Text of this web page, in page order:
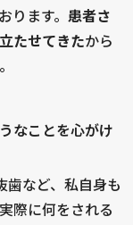
ります。 患者さ
たせてきたから
なことを心がけ
歯など、私自身も
際に何をされる